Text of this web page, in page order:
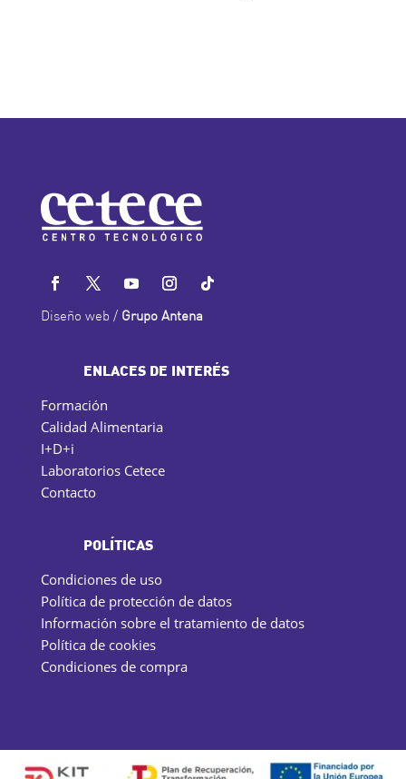
Diseño web / Grupo Antena
ENLACES DE INTERÉS
Formación
Calidad Alimentaria
I+D+i
Laboratorios Cetece
Contacto
POLÍTICAS
Condiciones de uso
Política de protección de datos
Información sobre el tratamiento de datos
Política de cookies
Condiciones de compra